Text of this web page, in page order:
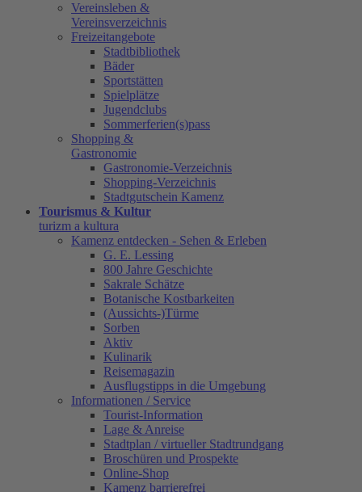
Vereinsleben &
Vereinsverzeichnis
Freizeitangebote
Stadtbibliothek
Bäder
Sportstätten
Spielplätze
Jugendclubs
Sommerferien(s)pass
Shopping &
Gastronomie
Gastronomie-Verzeichnis
Shopping-Verzeichnis
Stadtgutschein Kamenz
Tourismus & Kultur
turizm a kultura
Kamenz entdecken - Sehen & Erleben
G. E. Lessing
800 Jahre Geschichte
Sakrale Schätze
Botanische Kostbarkeiten
(Aussichts-)Türme
Sorben
Aktiv
Kulinarik
Reisemagazin
Ausflugstipps in die Umgebung
Informationen / Service
Tourist-Information
Lage & Anreise
Stadtplan / virtueller Stadtrundgang
Broschüren und Prospekte
Online-Shop
Kamenz barrierefrei